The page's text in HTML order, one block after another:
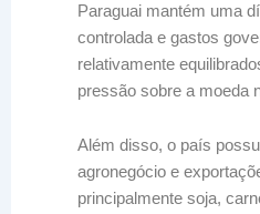
Paraguai mantém uma
controlada e gastos
relativamente
pressão sobre a moeda
Além disso, o país
agronegócio e
principalmente soja,